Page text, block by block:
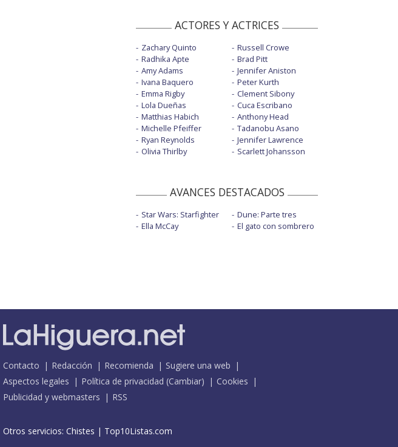
ACTORES Y ACTRICES
Zachary Quinto
Radhika Apte
Amy Adams
Ivana Baquero
Emma Rigby
Lola Dueñas
Matthias Habich
Michelle Pfeiffer
Ryan Reynolds
Olivia Thirlby
Russell Crowe
Brad Pitt
Jennifer Aniston
Peter Kurth
Clement Sibony
Cuca Escribano
Anthony Head
Tadanobu Asano
Jennifer Lawrence
Scarlett Johansson
AVANCES DESTACADOS
Star Wars: Starfighter
Ella McCay
Dune: Parte tres
El gato con sombrero
Contacto Redacción Recomienda
Sugiere una web
Aspectos legales
Política de privacidad (Cambiar)
Cookies
Publicidad y webmasters
RSS
Otros servicios: Chistes | Top10Listas.com